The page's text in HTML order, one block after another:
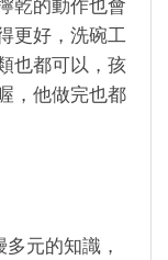
乾的動作也會
更好，洗碗工
也都可以，孩
，他做完也都
元的知識，